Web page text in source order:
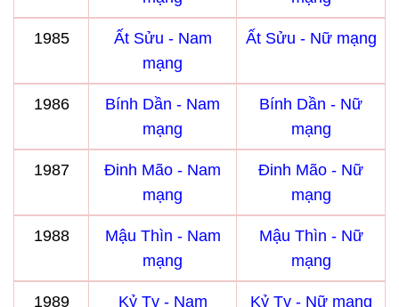
1985
Ất Sửu - Nam
mạng
Ất Sửu - Nữ mạng
1986
Bính Dần - Nam
mạng
Bính Dần - Nữ
mạng
1987
Đinh Mão - Nam
mạng
Đinh Mão - Nữ
mạng
1988
Mậu Thìn - Nam
mạng
Mậu Thìn - Nữ
mạng
1989
Kỷ Tỵ - Nam
Kỷ Tỵ - Nữ mạng